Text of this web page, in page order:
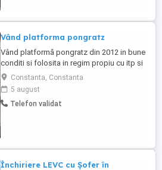
Vând platforma pongratz
Vând platformă pongratz din 2012 in bune
conditi si folosita in regim propiu cu itp si
asigurare la zi, se vinde cu transcriere,
defect maneta frăna de mână .1800 euro
Constanta, Constanta
5 august
Telefon validat
Închiriere LEVC cu Șofer în